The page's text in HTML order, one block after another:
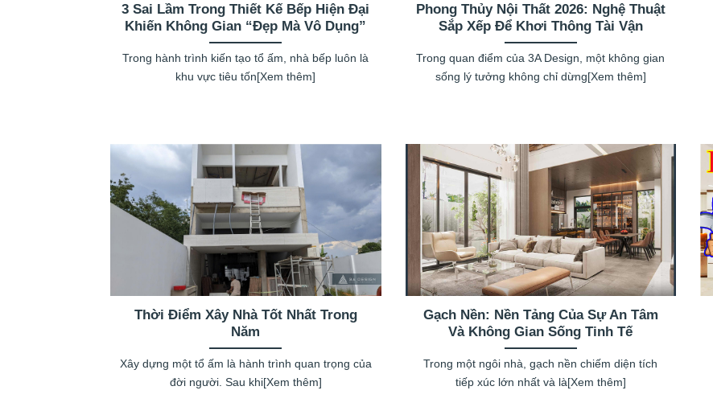
3 Sai Lầm Trong Thiết Kế Bếp Hiện Đại
Khiến Không Gian “Đẹp Mà Vô Dụng”
Trong hành trình kiến tạo tổ ấm, nhà bếp luôn là
khu vực tiêu tốn[Xem thêm]
Phong Thủy Nội Thất 2026: Nghệ Thuật
Sắp Xếp Để Khơi Thông Tài Vận
Trong quan điểm của 3A Design, một không gian
sống lý tưởng không chỉ dừng[Xem thêm]
Thời Điểm Xây Nhà Tốt Nhất Trong
Năm
Xây dựng một tổ ấm là hành trình quan trọng của
đời người. Sau khi[Xem thêm]
Gạch Nền: Nền Tảng Của Sự An Tâm
Và Không Gian Sống Tinh Tế
Trong một ngôi nhà, gạch nền chiếm diện tích
tiếp xúc lớn nhất và là[Xem thêm]